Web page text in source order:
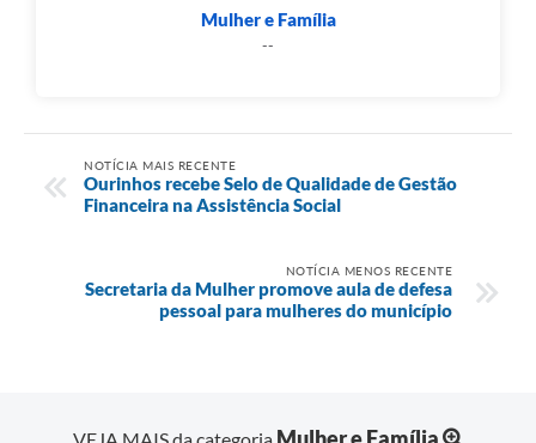
Mulher e Família
--
NOTÍCIA MAIS RECENTE
Ourinhos recebe Selo de Qualidade de Gestão
Financeira na Assistência Social
NOTÍCIA MENOS RECENTE
Secretaria da Mulher promove aula de defesa
pessoal para mulheres do município